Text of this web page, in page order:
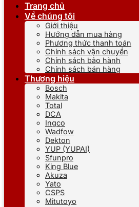
Trang chủ
Về chúng tôi
Giới thiệu
Hướng dẫn mua hàng
Phương thức thanh toán
Chính sách vận chuyển
Chính sách bảo hành
Chính sách bán hàng
Thương hiệu
Bosch
Makita
Total
DCA
Ingco
Wadfow
Dekton
YUP (YUPAI)
Sfunpro
King Blue
Akuza
Yato
CSPS
Mitutoyo